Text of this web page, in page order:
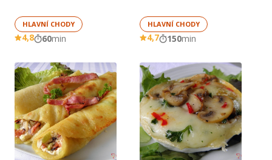
HLAVNÍ CHODY
4,8 60min
HLAVNÍ CHODY
4,7 150min